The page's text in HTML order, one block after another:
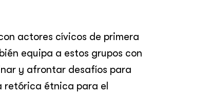
actores cívicos de primera
equipa a estos grupos con
y afrontar desafíos para
retórica étnica para el